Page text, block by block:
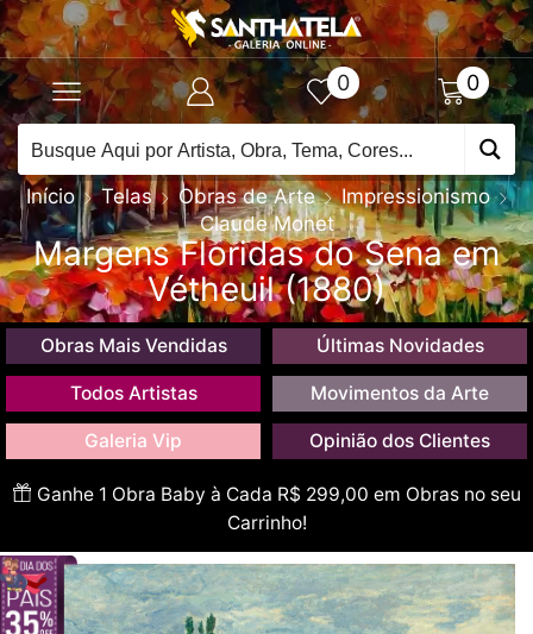
0 0
Início Telas Obras de Arte
Impressionismo
Claude Monet
Margens Floridas do Sena em
Vétheuil (1880)
Obras Mais Vendidas Últimas Novidades
Todos Artistas Movimentos da Arte
Galeria Vip Opinião dos Clientes
Ganhe 1 Obra Baby à Cada R$ 299,00 em Obras no seu
Carrinho!